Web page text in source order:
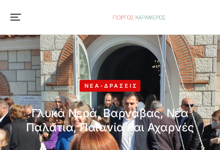
ΝΈΑ-ΔΡΆΣΕΙΣ
Γλυκά Νερά, Βαρνάβας, Νέα
Παλάτια, Παιανία και Αχαρνές